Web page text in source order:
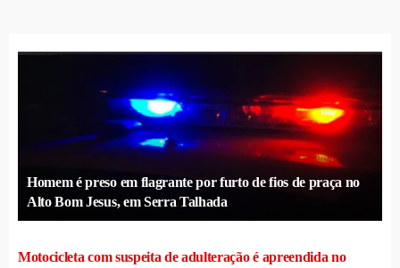
Homem é preso em flagrante por furto de fios de praça no
Alto Bom Jesus, em Serra Talhada
Motocicleta com suspeita de adulteração é apreendida no